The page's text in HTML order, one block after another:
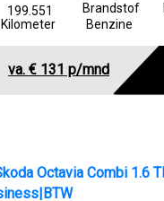
199.551
Kilometer
Brandstof
Benzine
va. € 131 p/mnd